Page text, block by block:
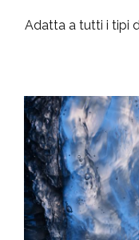
Adatta a tutti i tipi